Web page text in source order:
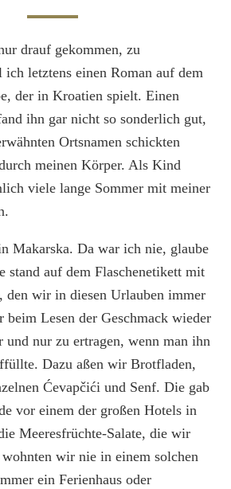
drauf gekommen, zu
ich letztens einen Roman auf dem
der in Kroatien spielt. Einen
ihn gar nicht so sonderlich gut,
Ortsnamen schickten
meinen Körper. Als Kind
viele lange Sommer mit meiner
Makarska. Da war ich nie, glaube
stand auf dem Flaschenetikett mit
den wir in diesen Urlauben immer
beim Lesen der Geschmack wieder
und nur zu ertragen, wenn man ihn
Dazu aßen wir Brotfladen,
Ćevapčići und Senf. Die gab
vor einem der großen Hotels in
Meeresfrüchte-Salate, die wir
wir nie in einem solchen
ein Ferienhaus oder